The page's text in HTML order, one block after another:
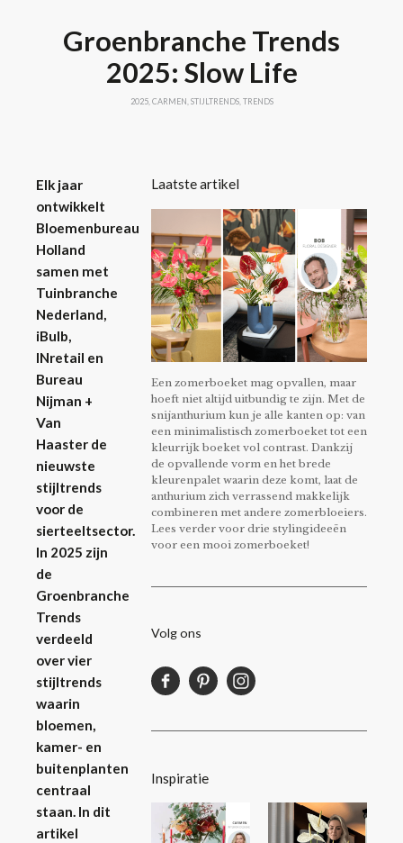
Groenbranche Trends
2025: Slow Life
2025, CARMEN STIJLTRENDS, TRENDS
Elk jaar
ontwikkelt
Bloemenbureau
Holland
samen met
Tuinbranche
Nederland,
iBulb,
INretail en
Bureau
Nijman +
Van
Haaster de
nieuwste
stijltrends
voor de
sierteeltsector.
In 2025 zijn
de
Groenbranche
Trends
verdeeld
over vier
stijltrends
waarin
bloemen,
kamer- en
buitenplanten
centraal
staan. In dit
artikel
Laatste artikel
Een zomerboeket mag opvallen, maar
hoeft niet altijd uitbundig te zijn. Met de
snijanthurium kun je alle kanten op: van
een minimalistisch zomerboeket tot een
kleurrijk boeket vol contrast. Dankzij
de opvallende vorm en het brede
kleurenpalet waarin deze komt, laat de
anthurium zich verrassend makkelijk
combineren met andere zomerbloeiers.
Lees verder voor drie stylingideeën
voor een mooi zomerboeket!
Volg ons
Inspiratie